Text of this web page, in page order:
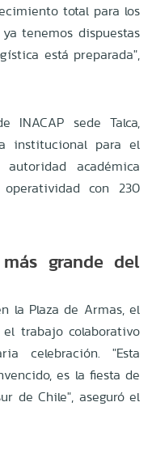
total para los
tenemos dispuestas
está preparada",
sede Talca,
institucional para el
autoridad académica
con 230
grande del
la Plaza de Armas, el
el trabajo colaborativo
celebración."Esta
es la fiesta de
de Chile", aseguró el